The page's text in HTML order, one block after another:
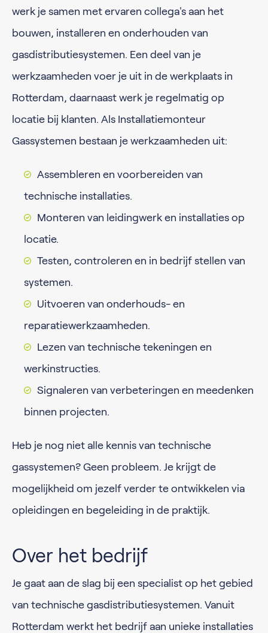
werk je samen met ervaren collega's aan het
bouwen, installeren en onderhouden van
gasdistributiesystemen. Een deel van je
werkzaamheden voer je uit in de werkplaats in
Rotterdam, daarnaast werk je regelmatig op
locatie bij klanten. Als Installatiemonteur
Gassystemen bestaan je werkzaamheden uit:
Assembleren en voorbereiden van
technische installaties.
Monteren van leidingwerk en installaties op
locatie.
Testen, controleren en in bedrijf stellen van
systemen.
Uitvoeren van onderhouds- en
reparatiewerkzaamheden.
Lezen van technische tekeningen en
werkinstructies.
Signaleren van verbeteringen en meedenken
binnen projecten.
Heb je nog niet alle kennis van technische
gassystemen? Geen probleem. Je krijgt de
mogelijkheid om jezelf verder te ontwikkelen via
opleidingen en begeleiding in de praktijk.
Over het bedrijf
Je gaat aan de slag bij een specialist op het gebied
van technische gasdistributiesystemen. Vanuit
Rotterdam werkt het bedrijf aan unieke installaties